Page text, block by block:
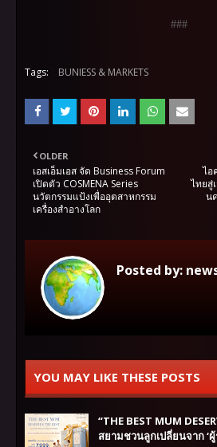
###
Tags: BUNIESS & MARKETS
ไอ
ไทยสู่
น
OLDER
เอสเอ็มเอส จัด Business Forum
เปิดตัว COSMENA Series
นวัตกรรมแป้งเพื่ออุตสาหกรรม
เครื่องสำอางโลก
Posted by:
YOU MAY LIKE THESE POSTS
“THE BEST MUM
สยามชวนลูกเปลี่ยนจาก ‘ผู้